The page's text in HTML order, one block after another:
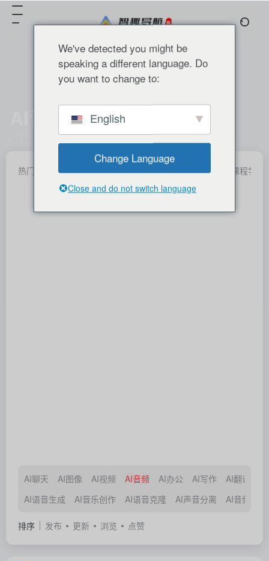
热门产品 国内精选 国外精选 分类推荐 产业融合 课程学习
AI聊天 AI图像 AI视频 AI音频 AI办公 AI写作 AI翻译
AI语音生成
AI音乐创作 AI语音克隆 AI声音分离 AI音频处理
排序 发布 更新 浏览 点赞
We've detected you might be
speaking a different language. Do
you want to change to:
English
Change Language
Close and do not switch language